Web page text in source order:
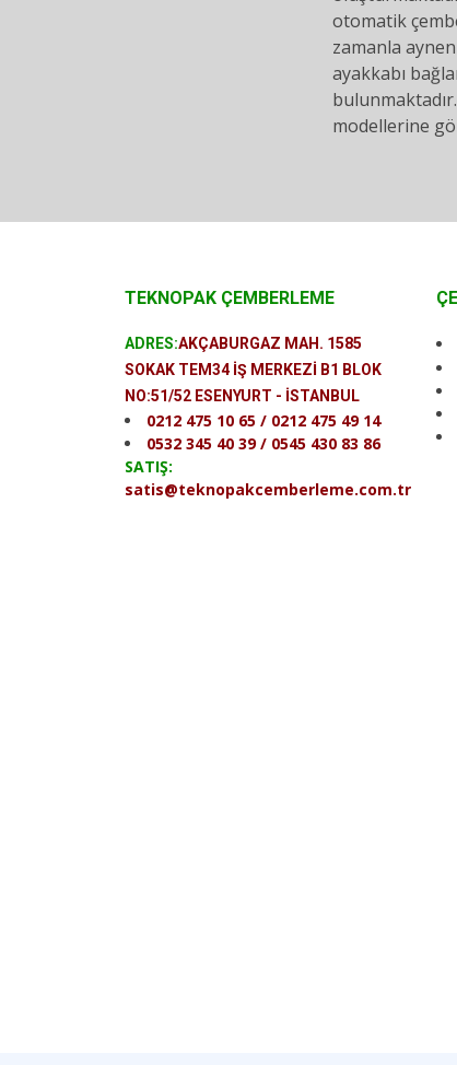
otomatik
zamanla
ayakkabı
modellerine
TEKNOPAK ÇEMBERLEME
ADRES:AKÇABURGAZ MAH. 1585
SOKAK TEM34 İŞ MERKEZİ B1 BLOK
NO:51/52 ESENYURT - İSTANBUL
0212 475 10 65 / 0212 475 49 14
0532 345 40 39 / 0545 430 83 86
SATIŞ:
satis@teknopakcemberleme.com.tr